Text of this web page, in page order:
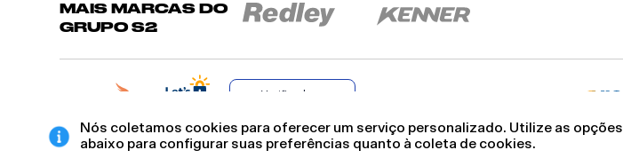
Nós coletamos cookies para oferecer um serviço personalizado. Utilize as opções
abaixo para configurar suas preferências quanto à coleta de cookies.
MAIS MARCAS DO
GRUPO S2
Verificada por